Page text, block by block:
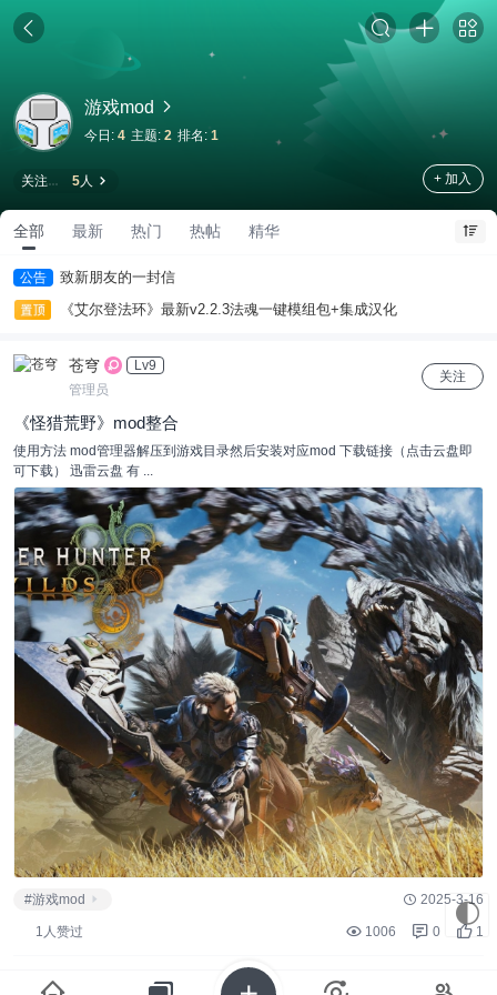
🌓
游戏mod
今日: 4 主题: 2 排名: 1
关注 5人 + 加入
全部 最新 热门 热帖 精华
公告
致新朋友的一封信
《艾尔登法环》最新v2.2.3法魂一键模组包+集成汉化
苍穹
Lv9
管理员
关注
《怪猎荒野》mod整合
使用方法 mod管理器解压到游戏目录然后安装对应mod 下载链接（点击云盘即
可下载） 迅雷云盘 有 ...
#游戏mod 2025-3-16
1人赞过 1006 0 1